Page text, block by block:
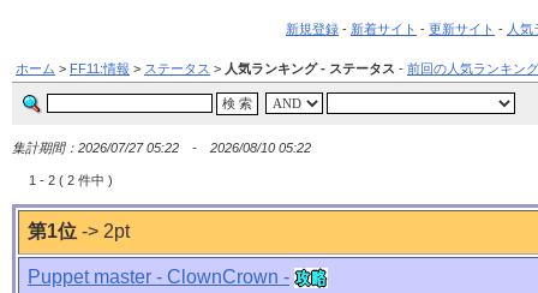
新規登録 - 新着サイト - 更新サイト - 人
ホーム > FF11:情報 > ステータス > 人気ランキング - ステータス - 前回の人気ランキング
集計期間：2026/07/27 05:22 - 2026/08/10 05:22
1 - 2 ( 2 件中 )
第1位 -> 2pt
Puppet master - ClownCrown -